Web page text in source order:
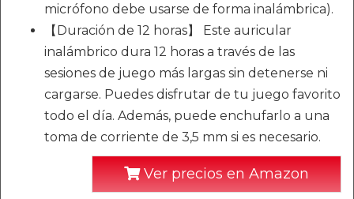
micrófono debe usarse de forma inalámbrica).
【Duración de 12 horas】 Este auricular
inalámbrico dura 12 horas a través de las
sesiones de juego más largas sin detenerse ni
cargarse. Puedes disfrutar de tu juego favorito
todo el día. Además, puede enchufarlo a una
toma de corriente de 3,5 mm si es necesario.
Ver precios en Amazon